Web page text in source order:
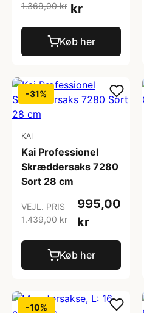
1.369,00 kr kr
Køb her
-31%
KAI
Kai Professionel
Skræddersaks 7280
Sort 28 cm
VEJL. PRIS
1.439,00 kr
995,00
kr
Køb her
-10%